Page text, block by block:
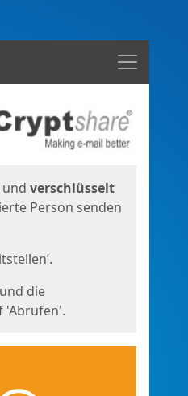
Menü
und verschlüsselt
Person senden
die
'Abrufen'.